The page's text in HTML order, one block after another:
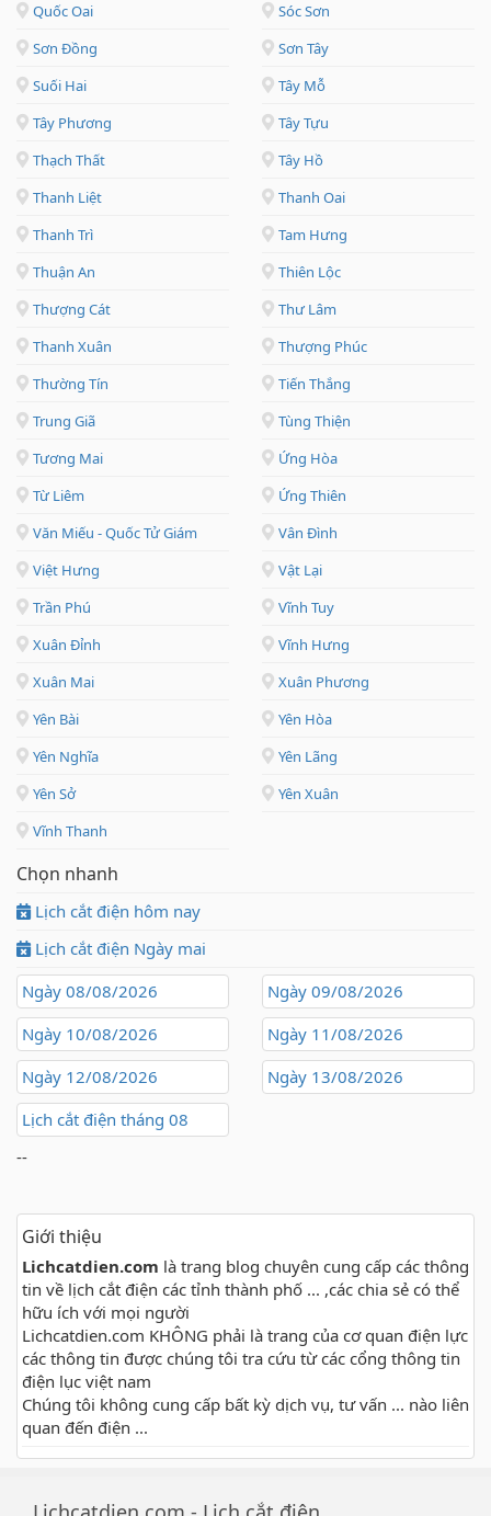
Quốc Oai
Sóc Sơn
Sơn Đồng
Sơn Tây
Suối Hai
Tây Mỗ
Tây Phương
Tây Tựu
Thạch Thất
Tây Hồ
Thanh Liệt
Thanh Oai
Thanh Trì
Tam Hưng
Thuận An
Thiên Lộc
Thượng Cát
Thư Lâm
Thanh Xuân
Thượng Phúc
Thường Tín
Tiến Thắng
Trung Giã
Tùng Thiện
Tương Mai
Ứng Hòa
Từ Liêm
Ứng Thiên
Văn Miếu - Quốc Tử Giám
Vân Đình
Việt Hưng
Vật Lại
Trần Phú
Vĩnh Tuy
Xuân Đỉnh
Vĩnh Hưng
Xuân Mai
Xuân Phương
Yên Bài
Yên Hòa
Yên Nghĩa
Yên Lãng
Yên Sở
Yên Xuân
Vĩnh Thanh
Chọn nhanh
Lịch cắt điện hôm nay
Lịch cắt điện Ngày mai
Ngày 08/08/2026
Ngày 09/08/2026
Ngày 10/08/2026
Ngày 11/08/2026
Ngày 12/08/2026
Ngày 13/08/2026
Lịch cắt điện tháng 08
--
Giới thiệu
Lichcatdien.com là trang blog chuyên cung cấp các thông
tin về lịch cắt điện các tỉnh thành phố ... ,các chia sẻ có thể
hữu ích với mọi người
Lichcatdien.com KHÔNG phải là trang của cơ quan điện lực
các thông tin được chúng tôi tra cứu từ các cổng thông tin
điện lục việt nam
Chúng tôi không cung cấp bất kỳ dịch vụ, tư vấn ... nào liên
quan đến điện ...